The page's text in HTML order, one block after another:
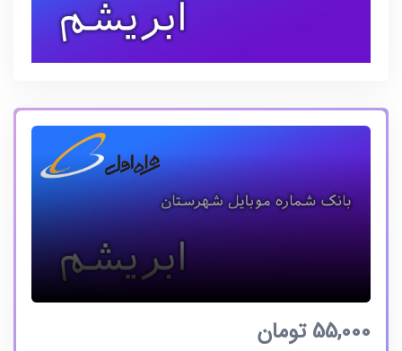
55,000تومان